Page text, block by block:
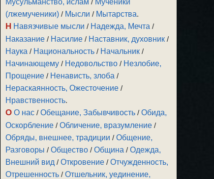
Мусульманство, ислам / Мученики
(лжемученики) / Мысли / Мытарства.
Н Навязчивые мысли / Надежда, Мечта /
Наказание / Насилие / Наставник, духовник /
Наука / Национальность / Начальник /
Начинающему / Недовольство / Незлобие,
Прощение / Ненависть, злоба /
Нераскаянность, Ожесточение /
Нравственность.
О О нас /Обещание, Забывчивость /Обида,
Оскорбление /Обличение, вразумление /
Обряды, внешнее, традиции /Общение,
Разговоры /Общество /Община /Одежда,
Внешний вид /Откровение /Отчужденность,
Отрешенность /Отшельник, уединение,